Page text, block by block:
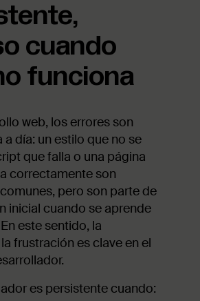
cuando
funciona
web, los errores son
a día: un estilo que no se
que falla o una página
correctamente son
pero son parte de
inicial cuando se aprende
este sentido, la
frustración es clave en el
es persistente cuando: